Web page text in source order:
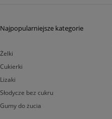
Najpopularniejsze kategorie
Żelki
Cukierki
Lizaki
Słodycze bez cukru
Gumy do żucia